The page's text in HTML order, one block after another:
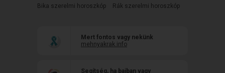
Bika szerelmi horoszkóp
Rák szerelmi horoszkóp
Mert fontos vagy nekünk
mehnyakrak.info
Segítség, ha bajban vagy